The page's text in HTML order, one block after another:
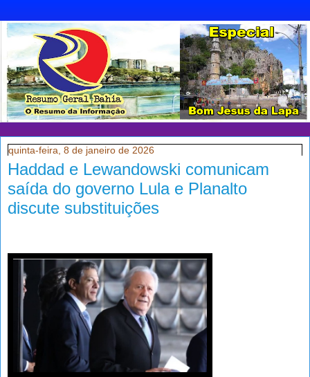
quinta-feira, 8 de janeiro de 2026
Haddad e Lewandowski comunicam
saída do governo Lula e Planalto
discute substituições